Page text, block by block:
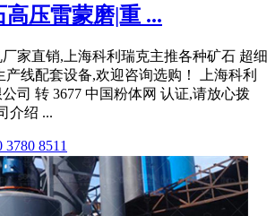
高压雷蒙磨|重 ...
家直销,上海科利瑞克主推各种矿石 超细
产线配套设备,欢迎咨询选购！ 上海科利
司 转 3677 中国粉体网 认证,请放心拨
介绍 ...
8511